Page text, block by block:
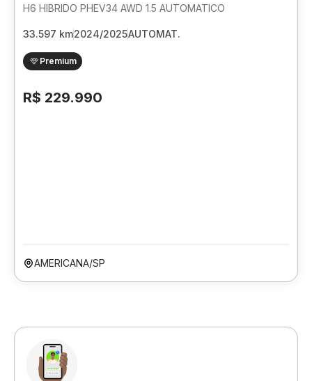
H6 HIBRIDO PHEV34 AWD 1.5 AUTOMATICO
33.597 km2024/2025AUTOMAT.
Premium
R$ 229.990
AMERICANA/SP